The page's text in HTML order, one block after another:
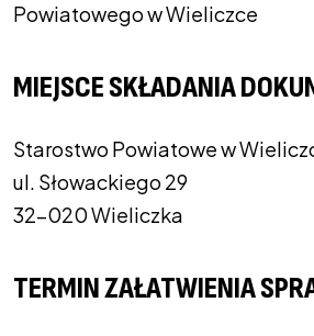
Powiatowego w Wieliczce
MIEJSCE SKŁADANIA
Starostwo Powiatowe w
ul. Słowackiego 29
32-020 Wieliczka
TERMIN ZAŁATWIENIA